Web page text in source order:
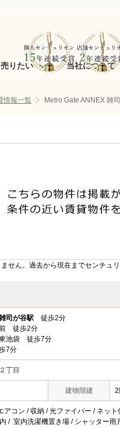
売りたい 当社について
情報一覧 Metro Gate ANNEX 雑
せん。過去から現在までセンチュ
司が谷駅 徒歩2分
徒歩2分
池袋 徒歩7分
7分
丁目
建物階建 2
アコン / 収納 / 光ファイバー / ネッ
/ 室内洗濯機置き場 / シャッター雨